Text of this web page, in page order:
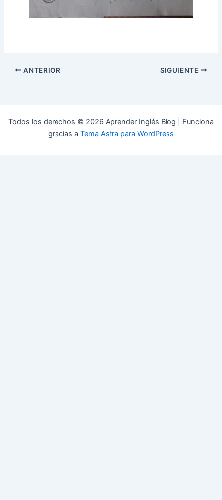
ANTERIOR SIGUIENTE
Todos los derechos © 2026 Aprender Inglés Blog | Funciona
gracias a Tema Astra para WordPress